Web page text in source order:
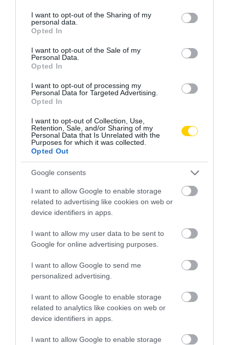
not limited to your visit or usage behaviour. You may click to
grant or deny consent to Google and its third-party tags to
use your data for below specified purposes in below Google
consent section.
I want to opt-out of the Sharing of my
personal data.
Opted In
I want to opt-out of the Sale of my
Personal Data.
Opted In
I want to opt-out of processing my
Personal Data for Targeted Advertising.
Opted In
I want to opt-out of Collection, Use,
Retention, Sale, and/or Sharing of my
Personal Data that Is Unrelated with the
Purposes for which it was collected.
Opted Out
Google consents
I want to allow Google to enable storage
related to advertising like cookies on web or
device identifiers in apps.
I want to allow my user data to be sent to
Google for online advertising purposes.
I want to allow Google to send me
personalized advertising.
I want to allow Google to enable storage
related to analytics like cookies on web or
device identifiers in apps.
I want to allow Google to enable storage
ELJEGYZÉS ÉPÍTKEZÉS ESKÜVŐ
NEM TE VAGY BÉNA, CSAK AZ
APP HISZI MAGÁRÓL, HOGY
INFORMATIKUS
2026. AUGUSZTUS 07.
MIT EGYÜNK, HA 70 FELETT IS
SZERETNÉNK ÖNÁLLÓAN
2026. AUGUSZTUS 05.